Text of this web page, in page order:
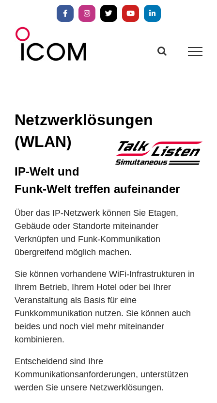
springen
FacebookInstagram
X YouTubeLinkedIn
Netzwerklösungen
(WLAN)
IP-Welt und
Funk-Welt treffen aufeinander
Über das IP-Netzwerk können Sie Etagen,
Gebäude oder Standorte miteinander
Verknüpfen und Funk-Kommunikation
übergreifend möglich machen.
Sie können vorhandene WiFi-Infrastrukturen in
Ihrem Betrieb, Ihrem Hotel oder bei Ihrer
Veranstaltung als Basis für eine
Funkkommunikation nutzen. Sie können auch
beides und noch viel mehr miteinander
kombinieren.
Entscheidend sind Ihre
Kommunikationsanforderungen, unterstützen
werden Sie unsere Netzwerklösungen.